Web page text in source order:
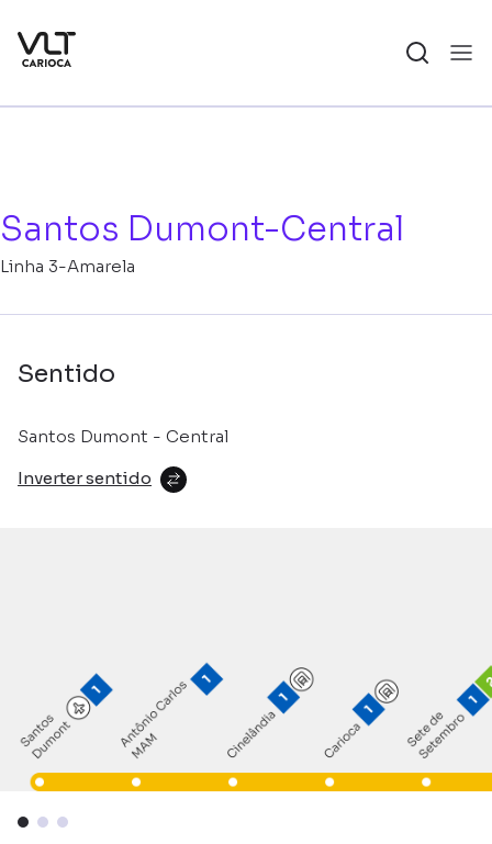
Santos Dumont-Central
Linha 3-Amarela
Sentido
Santos Dumont - Central
Inverter sentido